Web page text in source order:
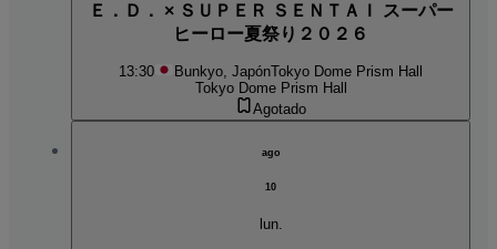
Ｅ．Ｄ． × ＳＵＰＥＲ ＳＥＮＴＡＩ スーパー
ヒーロー夏祭り２０２６
13:30 Bunkyo, JapónTokyo Dome Prism Hall
Tokyo Dome Prism Hall
Agotado
ago
10
lun.